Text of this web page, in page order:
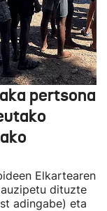
pertsona
Elkartearen
dituzte
adingabe) eta